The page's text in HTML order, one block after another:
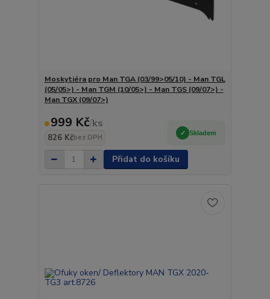
Moskytiéra pro Man TGA (03/99>05/10) - Man TGL
(05/05>) - Man TGM (10/05>) - Man TGS (09/07>) -
Man TGX (09/07>)
999 Kč/ks
826 Kčbez DPH
Skladem
Přidat do košíku